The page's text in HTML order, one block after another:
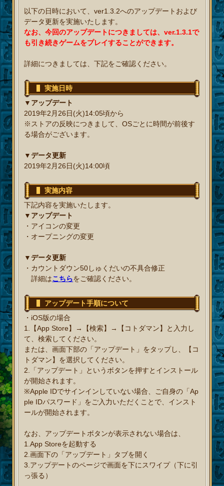
以下の日時において、ver1.3.2へのアップデートおよび
データ更新を実施いたします。
なお、今回のアップデートにつきましては、ver.1.3.1で
も引き続きゲームをプレイすることができます。
詳細につきましては、下記をご確認ください。
実施日時
▼アップデート
2019年2月26日(火)14:05頃から
※ストアの反映につきまして、OSごとに時間が前後す
る場合がございます。
▼データ更新
2019年2月26日(火)14:00頃
実施内容
下記内容を実施いたします。
▼アップデート
・アイコンの変更
・オープニングの変更
▼データ更新
・カウントダウン50しゅくだいの不具合修正
詳細はこちらをご確認ください。
アップデート手順について
・iOS版の場合
1.【App Store】→【検索】→【コトダマン】と入力し
て、検索してください。
または、画面下部の「アップデート」をタップし、【コ
トダマン】を選択してください。
2.「アップデート」というボタンを押すとインストール
が開始されます。
※Apple IDでサインインしていない場合、ご自身の「Ap
ple IDパスワード」をご入力いただくことで、インスト
ールが開始されます。
なお、アップデートボタンが表示されない場合は、
1.App Storeを起動する
2.画面下の「アップデート」タブを開く
3.アップデートのページで画面を下にスワイプ（下に引
っ張る）